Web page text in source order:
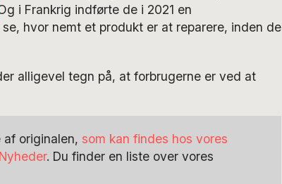
i Frankrig indførte de i 2021 en
hvor nemt et produkt er at reparere, inden de
alligevel tegn på, at forbrugerne er ved at
originalen, som kan findes hos vores
. Du finder en liste over vores